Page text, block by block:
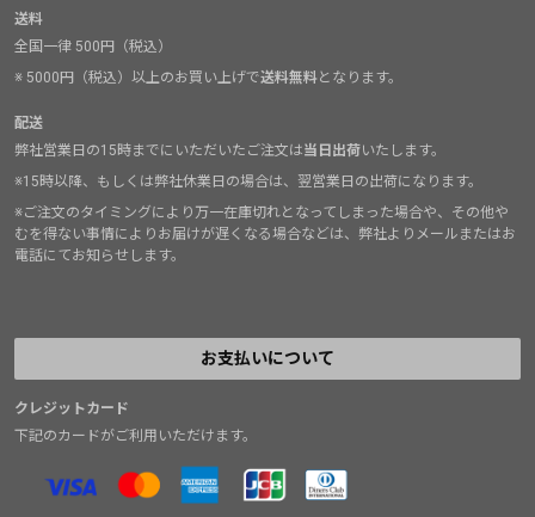
送料
全国一律 500円（税込）
※ 5000円（税込）以上のお買い上げで送料無料となります。
配送
弊社営業日の15時までにいただいたご注文は当日出荷いたします。
※15時以降、もしくは弊社休業日の場合は、翌営業日の出荷になります。
※ご注文のタイミングにより万一在庫切れとなってしまった場合や、その他や
むを得ない事情によりお届けが遅くなる場合などは、弊社よりメールまたはお
電話にてお知らせします。
お支払いについて
クレジットカード
下記のカードがご利用いただけます。